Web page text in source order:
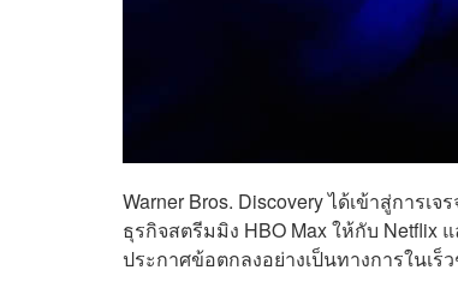
Warner Bros. Discovery ได้เข้าสู่การ
ธุรกิจสตรีมมิง HBO Max ให้กับ Netflix
ประกาศข้อตกลงอย่างเป็นทางการในเร็